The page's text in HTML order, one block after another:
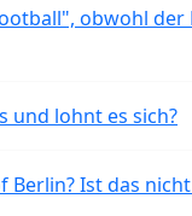
obwohl
und lohnt es sich?
Berlin? Ist das